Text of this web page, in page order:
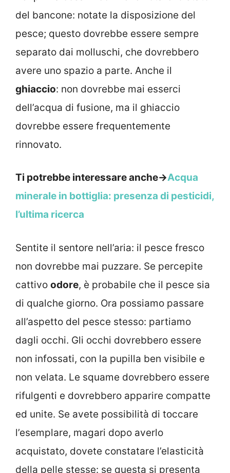
del bancone: notate la disposizione del
pesce; questo dovrebbe essere sempre
separato dai molluschi, che dovrebbero
avere uno spazio a parte. Anche il
ghiaccio: non dovrebbe mai esserci
dell’acqua di fusione, ma il ghiaccio
dovrebbe essere frequentemente
rinnovato.
Ti potrebbe interessare anche->Acqua
minerale in bottiglia: presenza di pesticidi,
l’ultima ricerca
Sentite il sentore nell’aria: il pesce fresco
non dovrebbe mai puzzare. Se percepite
cattivo odore, è probabile che il pesce sia
di qualche giorno. Ora possiamo passare
all’aspetto del pesce stesso: partiamo
dagli occhi. Gli occhi dovrebbero essere
non infossati, con la pupilla ben visibile e
non velata. Le squame dovrebbero essere
rifulgenti e dovrebbero apparire compatte
ed unite. Se avete possibilità di toccare
l’esemplare, magari dopo averlo
acquistato, dovete constatare l’elasticità
della pelle stesse: se questa si presenta